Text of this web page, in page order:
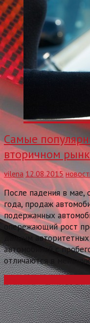
Самые
вторичном
vilena 12.08.2015
После падения в мае,
года, продаж
подержанных
опережающий рост
данным
автомобилей с
отличаются в